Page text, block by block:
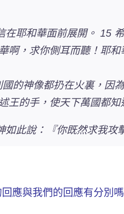
耶和華面前展開。 15
，求你側耳而聽！耶
的神像都扔在火裏，因
王的手，使天下萬國都知
此說：『你既然求我攻
應與我們的回應有分別嗎